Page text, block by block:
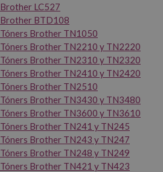
Brother LC527
Brother BTD108
Tóners Brother TN1050
Tóners Brother TN2210 y TN2220
Tóners Brother TN2310 y TN2320
Tóners Brother TN2410 y TN2420
Tóners Brother TN2510
Tóners Brother TN3430 y TN3480
Tóners Brother TN3600 y TN3610
Tóners Brother TN241 y TN245
Tóners Brother TN243 y TN247
Tóners Brother TN248 y TN249
Tóners Brother TN421 y TN423